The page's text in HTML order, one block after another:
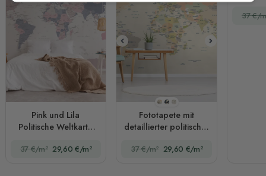
Pink und Lila
Politische Weltkarte
37 €/m² 29,60 €/m²
Stil 1
Stil 2Stil 3
Fototapete mit
detaillierter politischer
37 €/m² 29,60 €/m²
37 €/